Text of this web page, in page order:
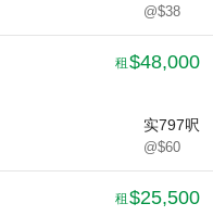
@$38
租 $48,000
实797呎
@$60
租 $25,500